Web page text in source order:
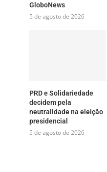
GloboNews
5 de agosto de 2026
PRD e Solidariedade
decidem pela
neutralidade na eleição
presidencial
5 de agosto de 2026